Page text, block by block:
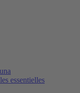
essentielles